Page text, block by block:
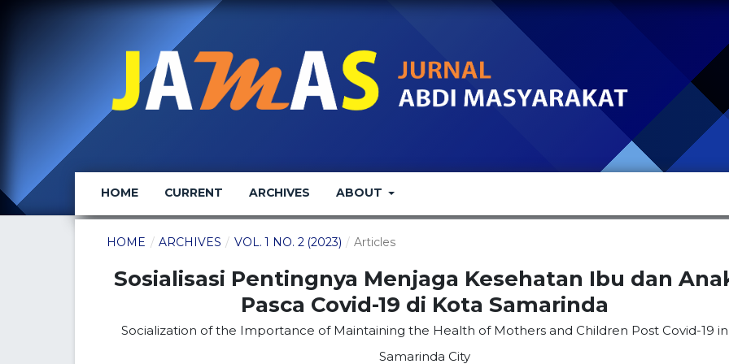
HOME CURRENT ARCHIVES ABOUT
HOME / ARCHIVES / VOL. 1 NO. 2 (2023) / Articles
Sosialisasi Pentingnya Menjaga Kesehatan Ibu dan
Pasca Covid-19 di Kota Samarinda
Socialization of the Importance of Maintaining the Health of Mothers and Children Post Covid-19 in
Samarinda City